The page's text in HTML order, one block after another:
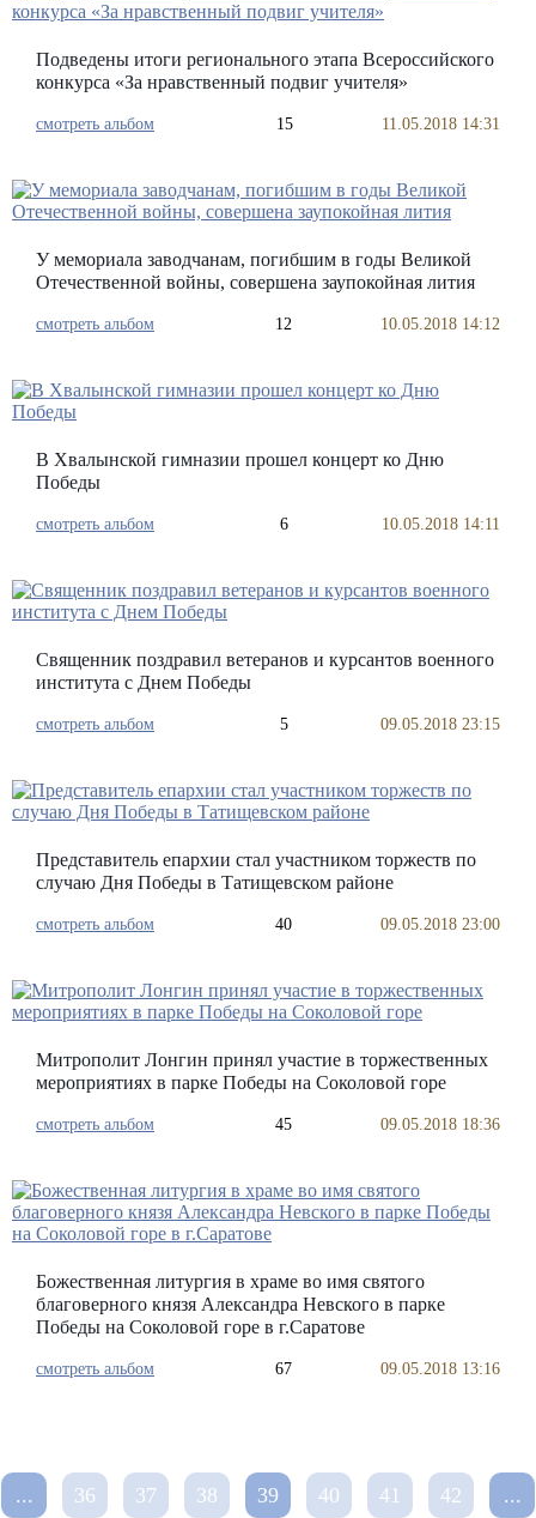
Подведены итоги регионального этапа Всероссийского
конкурса «За нравственный подвиг учителя»
смотреть альбом 15 11.05.2018 14:31
У мемориала заводчанам, погибшим в годы Великой
Отечественной войны, совершена заупокойная лития
смотреть альбом 12 10.05.2018 14:12
В Хвалынской гимназии прошел концерт ко Дню
Победы
смотреть альбом 6 10.05.2018 14:11
Священник поздравил ветеранов и курсантов военного
института с Днем Победы
смотреть альбом 5 09.05.2018 23:15
Представитель епархии стал участником торжеств по
случаю Дня Победы в Татищевском районе
смотреть альбом 40 09.05.2018 23:00
Митрополит Лонгин принял участие в торжественных
мероприятиях в парке Победы на Соколовой горе
смотреть альбом 45 09.05.2018 18:36
Божественная литургия в храме во имя святого
благоверного князя Александра Невского в парке
Победы на Соколовой горе в г.Саратове
смотреть альбом 67 09.05.2018 13:16
... 36 37 38 39 40 41 42 ...